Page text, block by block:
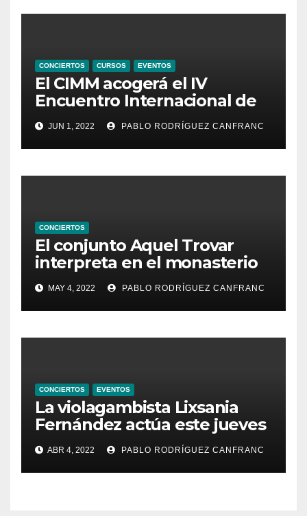
CONCIERTOS CURSOS EVENTOS
El CIMM acogerá el IV
Encuentro Internacional de
Ministriles
JUN 1, 2022 PABLO RODRÍGUEZ CANFRANC
CONCIERTOS
El conjunto Aquel Trovar
interpreta en el monasterio
de Santa María de la
Valldigna las cantigas de
Alfonso X el Sabio
MAY 4, 2022 PABLO RODRÍGUEZ CANFRANC
CONCIERTOS EVENTOS
La violagambista Lixsania
Fernández actúa este jueves
en el ciclo de música en
directo de Fundación Cañada
Blanch
ABR 4, 2022 PABLO RODRÍGUEZ CANFRANC